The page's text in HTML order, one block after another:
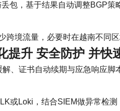
包，基于结果自动调整BGP策
跨境流量，必要时在越南不同
提升 安全防护 并快
、证书自动续期与应急响应脚
或Loki，结合SIEM做异常检测